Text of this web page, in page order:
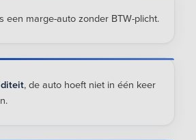
een marge-auto zonder BTW-plicht.
, de auto hoeft niet in één keer